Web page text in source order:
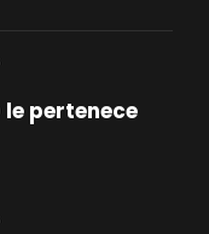
le pertenece